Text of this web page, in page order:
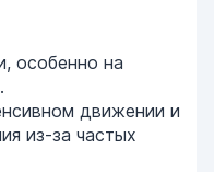
особенно на
движении и
из-за частых